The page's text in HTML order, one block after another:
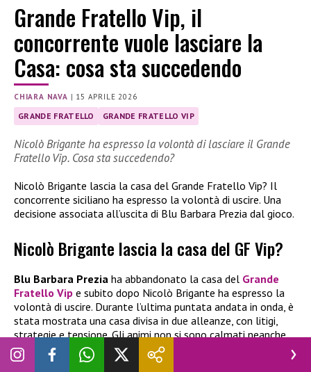
Grande Fratello Vip, il
concorrente vuole lasciare la
Casa: cosa sta succedendo
CHIARA NAVA | 15 APRILE 2026
GRANDE FRATELLO GRANDE FRATELLO VIP
Nicolò Brigante ha espresso la volontà di lasciare il Grande
Fratello Vip. Cosa sta succedendo?
Nicolò Brigante lascia la casa del Grande Fratello Vip? Il
concorrente siciliano ha espresso la volontà di uscire. Una
decisione associata all’uscita di Blu Barbara Prezia dal gioco.
Nicolò Brigante lascia la casa del GF Vip?
Blu Barbara Prezia ha abbandonato la casa del Grande
Fratello Vip e subito dopo Nicolò Brigante ha espresso la
volontà di uscire. Durante l’ultima puntata andata in onda, è
stata mostrata una casa divisa in due alleanze, con litigi,
strategie e tensione. Gli animi non si sono calmati neanche
durante la notte e il concorrente siciliano ha dichiarato di
essere pronto ad abbandonare il gioco.